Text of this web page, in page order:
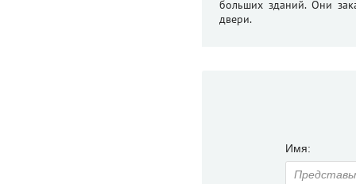
больших зданий. Они
двери.
Имя: